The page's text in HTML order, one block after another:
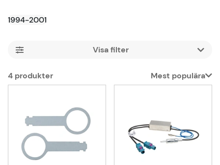
1994-2001
Filtrera
4 produkter
Mest populära